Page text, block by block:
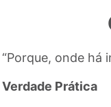
“Porque, onde há
Verdade Prática